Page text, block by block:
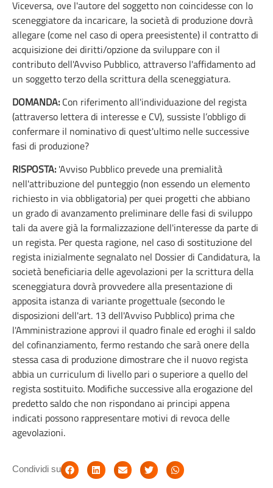
Viceversa, ove l'autore del soggetto non coincidesse con lo
sceneggiatore da incaricare, la società di produzione dovrà
allegare (come nel caso di opera preesistente) il contratto di
acquisizione dei diritti/opzione da sviluppare con il
contributo dell'Avviso Pubblico, attraverso l'affidamento ad
un soggetto terzo della scrittura della sceneggiatura.
DOMANDA: Con riferimento all'individuazione del regista
(attraverso lettera di interesse e CV), sussiste l’obbligo di
confermare il nominativo di quest'ultimo nelle successive
fasi di produzione?
RISPOSTA: 'Avviso Pubblico prevede una premialità
nell'attribuzione del punteggio (non essendo un elemento
richiesto in via obbligatoria) per quei progetti che abbiano
un grado di avanzamento preliminare delle fasi di sviluppo
tali da avere già la formalizzazione dell'interesse da parte di
un regista. Per questa ragione, nel caso di sostituzione del
regista inizialmente segnalato nel Dossier di Candidatura, la
società beneficiaria delle agevolazioni per la scrittura della
sceneggiatura dovrà provvedere alla presentazione di
apposita istanza di variante progettuale (secondo le
disposizioni dell'art. 13 dell'Avviso Pubblico) prima che
l'Amministrazione approvi il quadro finale ed eroghi il saldo
del cofinanziamento, fermo restando che sarà onere della
stessa casa di produzione dimostrare che il nuovo regista
abbia un curriculum di livello pari o superiore a quello del
regista sostituito. Modifiche successive alla erogazione del
predetto saldo che non rispondano ai principi appena
indicati possono rappresentare motivi di revoca delle
agevolazioni.
Condividi su